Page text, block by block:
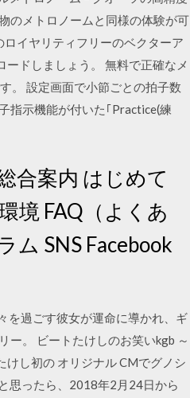
のメトロノームと同様の体験が可
イヤリティフリーのベクターア
ドしましょう。 無料で正確なメ
。 設定画面で小節ごとの拍子数
指示機能が付いた｢Practice(練
合案内 はじめて
境 FAQ（よくあ
SNS Facebook
を過ごす彼女が運命に導かれ、ギ
ー。 ビートたけしのお笑いkgb ～
し初の オリジナル CMでグノシ
思ったら、2018年2月24日から